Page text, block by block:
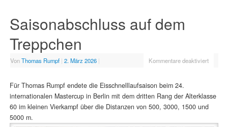
Saisonabschluss auf dem
Treppchen
VonThomas Rumpf | 2. März 2026 | Kommentare deaktiviert
Für Thomas Rumpf endete die Eisschnelllaufsaison beim 24.
internationalen Mastercup in Berlin mit dem dritten Rang der Alterklasse
60 im kleinen Vierkampf über die Distanzen von 500, 3000, 1500 und
5000 m.